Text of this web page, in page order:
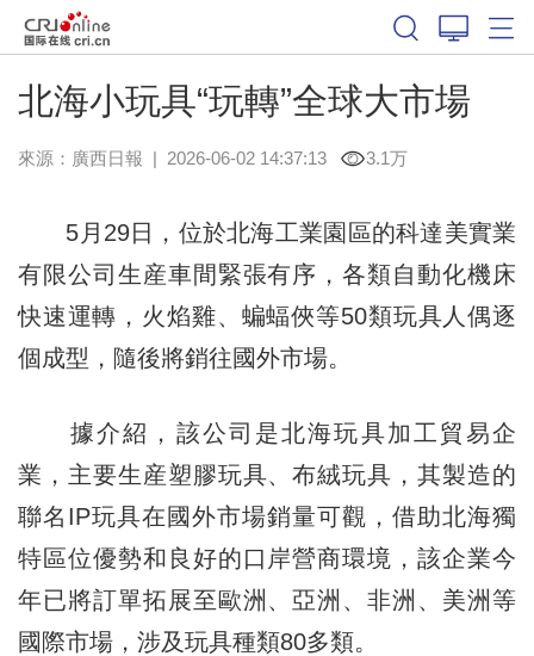
北海小玩具“玩轉”全球大市場
來源： 廣西日報 | 2026-06-02 14:37:13 3.1万
5月29日，位於北海工業園區的科達美實業
有限公司生産車間緊張有序，各類自動化機床
快速運轉，火焰雞、蝙蝠俠等50類玩具人偶逐
個成型，隨後將銷往國外市場。
據介紹，該公司是北海玩具加工貿易企
業，主要生産塑膠玩具、布絨玩具，其製造的
聯名IP玩具在國外市場銷量可觀，借助北海獨
特區位優勢和良好的口岸營商環境，該企業今
年已將訂單拓展至歐洲、亞洲、非洲、美洲等
國際市場，涉及玩具種類80多類。